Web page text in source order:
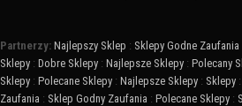
Partnerzy: Najlepszy Sklep : Sklepy Godne Zaufania
Sklepy : Dobre Sklepy : Najlepsze Sklepy : Polecany
Sklepy : Polecane Sklepy : Najlepsze Sklepy : Sklepy :
Zaufania : Sklep Godny Zaufania : Polecane Sklepy :